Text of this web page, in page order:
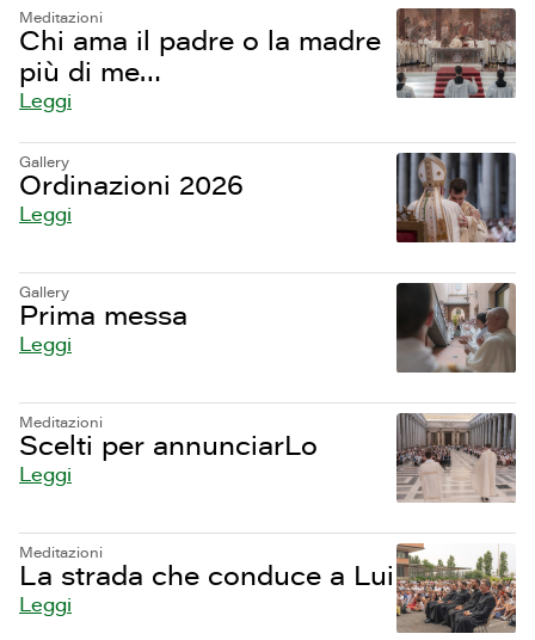
Meditazioni
Chi ama il padre o la madre
più di me…
Leggi
Gallery
Ordinazioni 2026
Leggi
Gallery
Prima messa
Leggi
Meditazioni
Scelti per annunciarLo
Leggi
Meditazioni
La strada che conduce a Lui
Leggi